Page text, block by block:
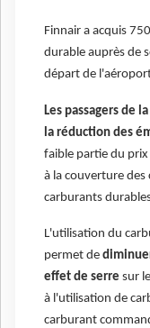
Finnair a acquis
durable auprès de
départ de
Les passagers de
la réduction des
faible partie du
à la couverture des
carburants
L'utilisation du
permet de
effet de serre sur
à l'utilisation de
carburant